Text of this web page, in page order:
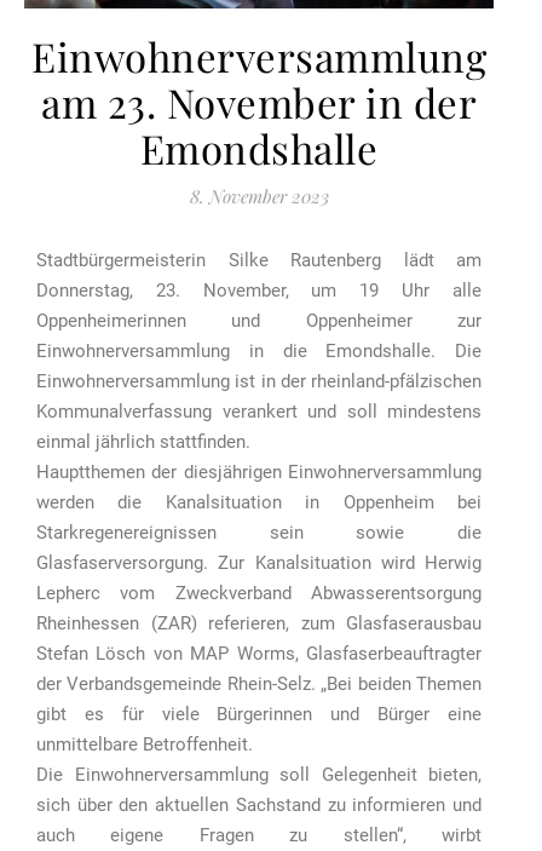
Einwohnerversammlung
am 23. November in der
Emondshalle
8. November 2023
Stadtbürgermeisterin Silke Rautenberg lädt am
Donnerstag, 23. November, um 19 Uhr alle
Oppenheimerinnen und Oppenheimer zur
Einwohnerversammlung in die Emondshalle. Die
Einwohnerversammlung ist in der rheinland-pfälzischen
Kommunalverfassung verankert und soll mindestens
einmal jährlich stattfinden.
Hauptthemen der diesjährigen Einwohnerversammlung
werden die Kanalsituation in Oppenheim bei
Starkregenereignissen sein sowie die
Glasfaserversorgung. Zur Kanalsituation wird Herwig
Lepherc vom Zweckverband Abwasserentsorgung
Rheinhessen (ZAR) referieren, zum Glasfaserausbau
Stefan Lösch von MAP Worms, Glasfaserbeauftragter
der Verbandsgemeinde Rhein-Selz. „Bei beiden Themen
gibt es für viele Bürgerinnen und Bürger eine
unmittelbare Betroffenheit.
Die Einwohnerversammlung soll Gelegenheit bieten,
sich über den aktuellen Sachstand zu informieren und
auch eigene Fragen zu stellen“, wirbt